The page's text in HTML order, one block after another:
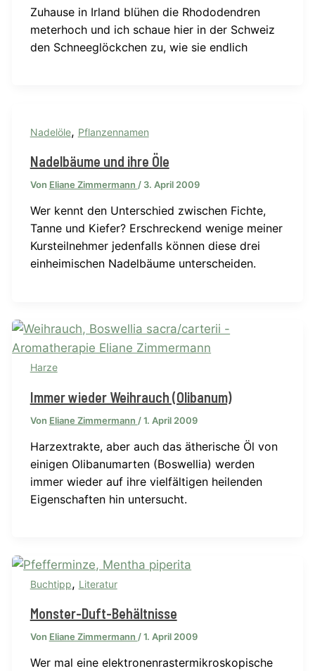
Zuhause in Irland blühen die Rhododendren
meterhoch und ich schaue hier in der Schweiz
den Schneeglöckchen zu, wie sie endlich
Nadelöle, Pflanzennamen
Nadelbäume und ihre Öle
Von Eliane Zimmermann / 3. April 2009
Wer kennt den Unterschied zwischen Fichte,
Tanne und Kiefer? Erschreckend wenige meiner
Kursteilnehmer jedenfalls können diese drei
einheimischen Nadelbäume unterscheiden.
Harze
Immer wieder Weihrauch (Olibanum)
Von Eliane Zimmermann /1. April 2009
Harzextrakte, aber auch das ätherische Öl von
einigen Olibanumarten (Boswellia) werden
immer wieder auf ihre vielfältigen heilenden
Eigenschaften hin untersucht.
Buchtipp, Literatur
Monster-Duft-Behältnisse
Von Eliane Zimmermann /1. April 2009
Wer mal eine elektronenrastermikroskopische